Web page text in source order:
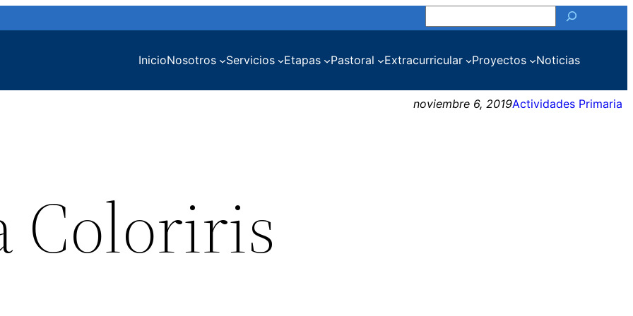
InicioNosotros Servicios Etapas Pastoral Extracurricular Proyectos Noticias
noviembre 6, 2019Actividades Primaria
Coloriris